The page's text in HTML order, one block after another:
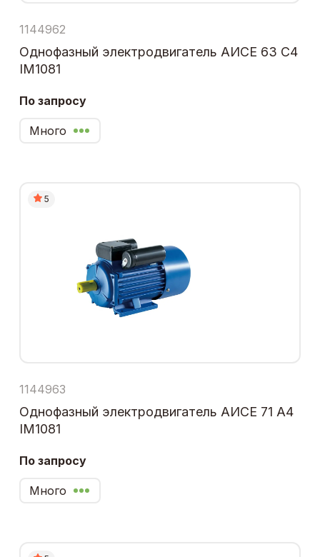
1144962
Однофазный электродвигатель АИСЕ 63 С4
IM1081
По запросу
Много
5
1144963
Однофазный электродвигатель АИСЕ 71 А4
IM1081
По запросу
Много